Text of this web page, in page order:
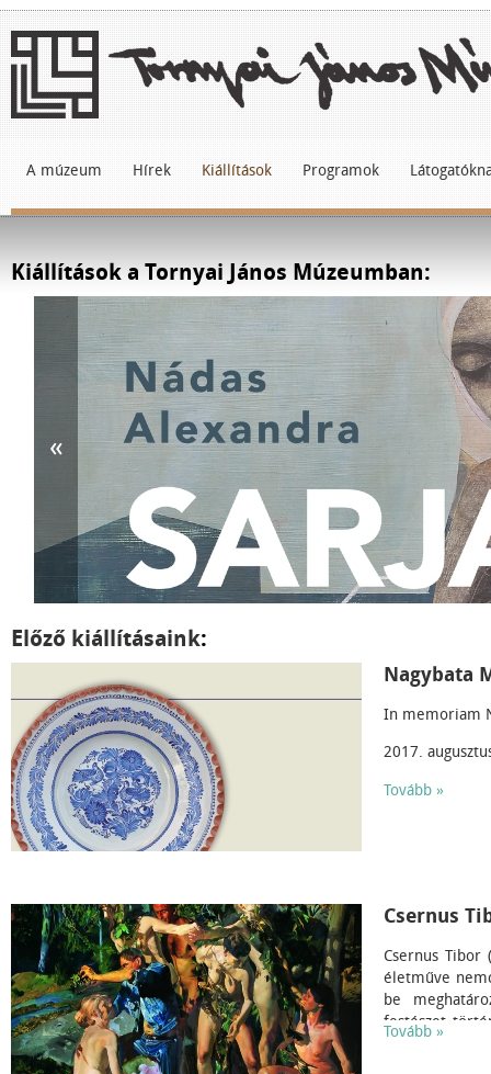
A múzeum Hírek Kiállítások Programok
Kiállítások a Tornyai János Múzeumban:
«
Előző kiállításaink:
Nagybata
In memoriam
2017.
Tovább »
Csernus
Csernus Tibor
életműve
be
festészet
Tovább »